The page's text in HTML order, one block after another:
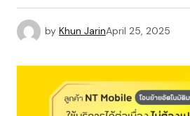
by Khun JarinApril 25, 2025